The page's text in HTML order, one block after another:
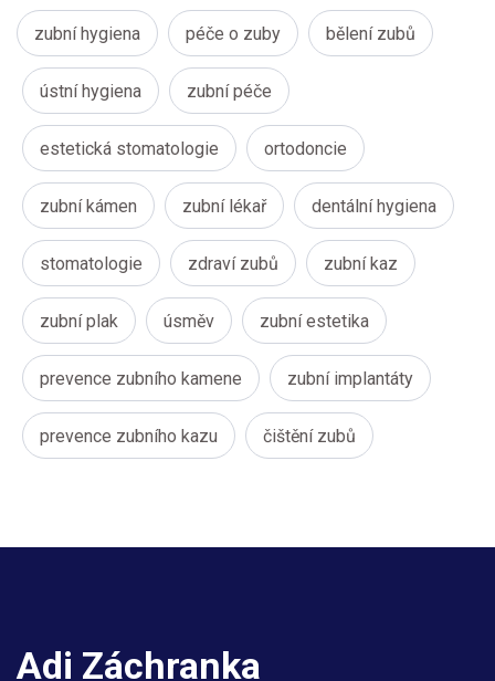
zubní hygiena péče o zuby bělení zubů
ústní hygiena zubní péče
estetická stomatologie ortodoncie
zubní kámen zubní lékař dentální hygiena
stomatologie zdraví zubů zubní kaz
zubní plak úsměv zubní estetika
prevence zubního kamene zubní implantáty
prevence zubního kazu čištění zubů
Adi Záchranka